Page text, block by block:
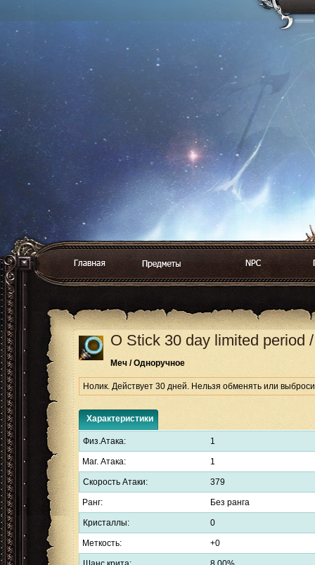
O Stick 30 day limited period
Меч / Одноручное
Нолик. Действует 30 дней. Нельзя обменять или
Характеристики
Физ.Атака: 1
Маг. Атака: 1
Скорость Атаки: 379
Ранг: Без ранга
Кристаллы: 0
Меткость: +0